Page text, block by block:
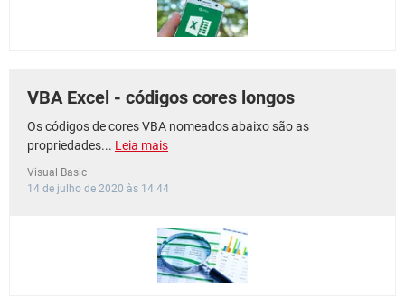
VBA Excel - códigos cores longos
Os códigos de cores VBA nomeados abaixo são as
propriedades... Leia mais
Visual Basic
14 de julho de 2020 às 14:44